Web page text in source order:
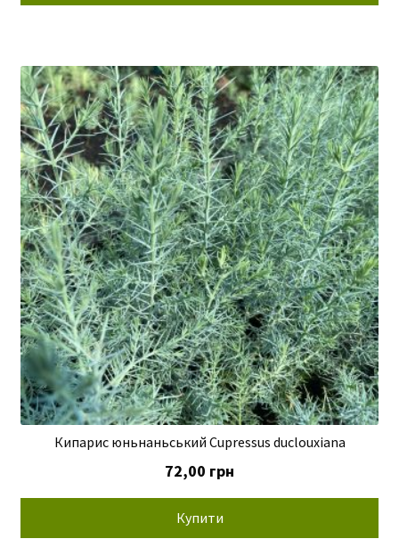
Кипарис юньнаньський Cupressus duclouxiana
72,00 грн
Купити